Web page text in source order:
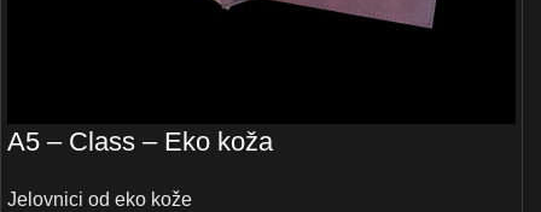
A5 – Class – Eko koža
Jelovnici od eko kože